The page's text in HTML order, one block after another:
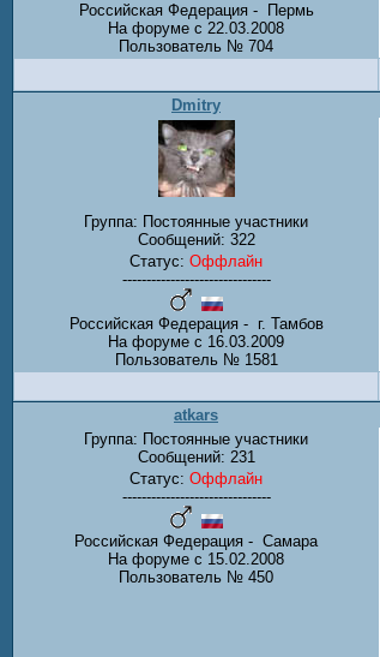
Российская Федерация - Пермь
На форуме с 22.03.2008
Пользователь № 704
Dmitry
Группа: Постоянные участники
Сообщений: 322
Статус: Оффлайн
-------------------------------
Российская Федерация - г. Тамбов
На форуме с 16.03.2009
Пользователь № 1581
atkars
Группа: Постоянные участники
Сообщений: 231
Статус: Оффлайн
-------------------------------
Российская Федерация - Самара
На форуме с 15.02.2008
Пользователь № 450